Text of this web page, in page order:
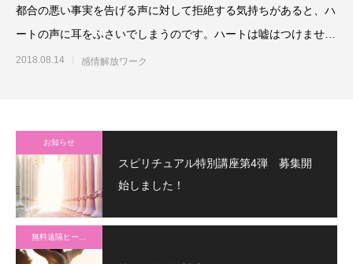
都合の悪い事実を告げる声に対して拒絶する気持ちがあると、ハ
ートの声に耳をふさいでしまうのです。ハートは嘘はつけません
から、「No」なら「No
2018.08.14 感情解放ワーク
お知らせ
スピリチュアル特別講座第4弾 募集開
始しました！